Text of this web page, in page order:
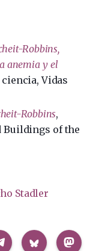
Robbins,
anemia y el
Vidas
Robbins,
Buildings of the
Stadler